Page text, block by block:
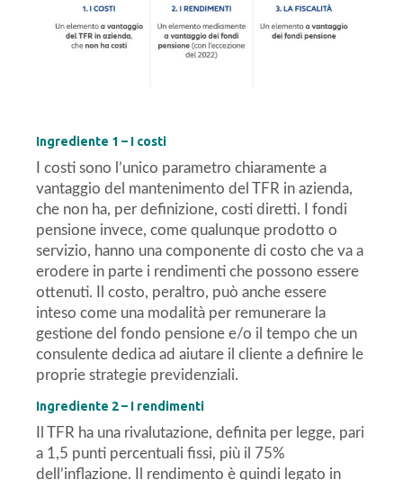
Ingrediente 1 – I costi
I costi sono l’unico parametro chiaramente a
vantaggio del mantenimento del TFR in azienda,
che non ha, per definizione, costi diretti. I fondi
pensione invece, come qualunque prodotto o
servizio, hanno una componente di costo che va a
erodere in parte i rendimenti che possono essere
ottenuti. Il costo, peraltro, può anche essere
inteso come una modalità per remunerare la
gestione del fondo pensione e/o il tempo che un
consulente dedica ad aiutare il cliente a definire le
proprie strategie previdenziali.
Ingrediente 2 – I rendimenti
Il TFR ha una rivalutazione, definita per legge, pari
a 1,5 punti percentuali fissi, più il 75%
dell’inflazione. Il rendimento è quindi legato in